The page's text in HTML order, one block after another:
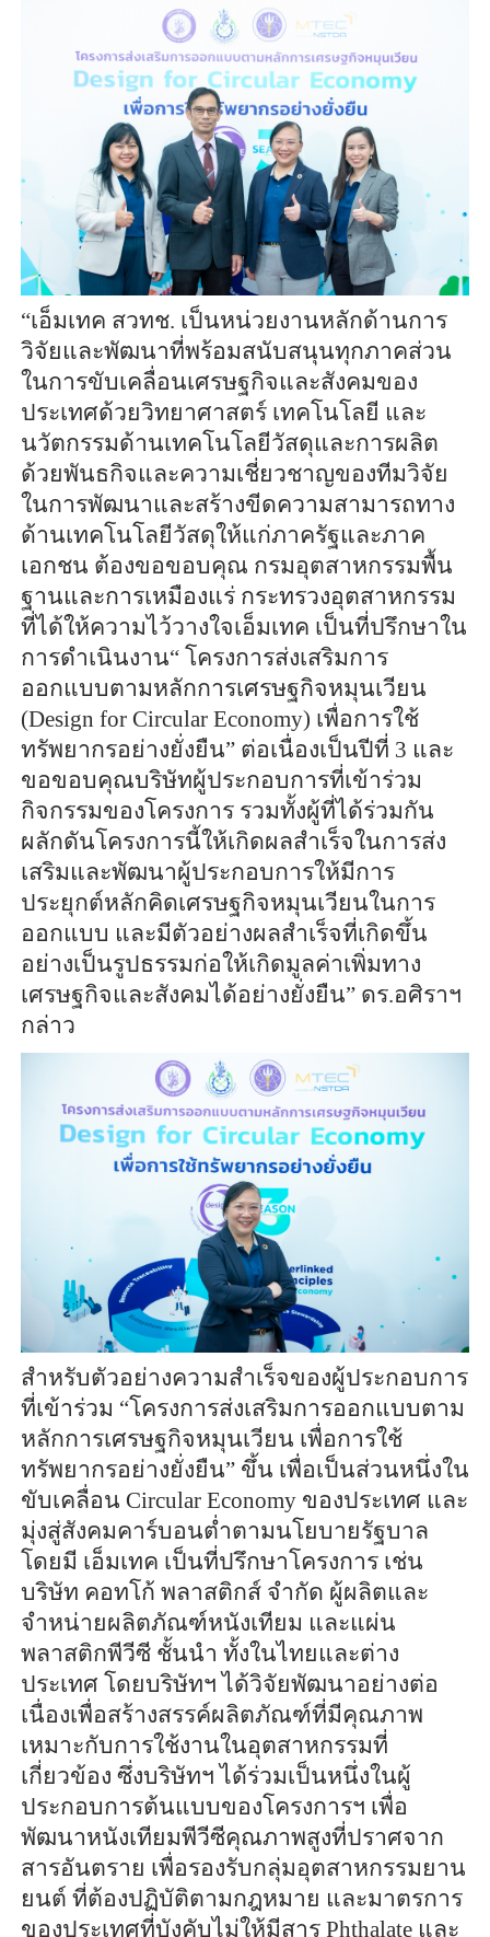
“เอ็มเทค สวทช. เป็นหน่วยงานหลักด้านการ
วิจัยและพัฒนาที่พร้อมสนับสนุนทุกภาคส่วน
ในการขับเคลื่อนเศรษฐกิจและสังคมของ
ประเทศด้วยวิทยาศาสตร์ เทคโนโลยี และ
นวัตกรรมด้านเทคโนโลยีวัสดุและการผลิต
ด้วยพันธกิจและความเชี่ยวชาญของทีมวิจัย
ในการพัฒนาและสร้างขีดความสามารถทาง
ด้านเทคโนโลยีวัสดุให้แก่ภาครัฐและภาค
เอกชน ต้องขอขอบคุณ กรมอุตสาหกรรมพื้น
ฐานและการเหมืองแร่ กระทรวงอุตสาหกรรม
ที่ได้ให้ความไว้วางใจเอ็มเทค เป็นที่ปรึกษาใน
การดำเนินงาน“ โครงการส่งเสริมการ
ออกแบบตามหลักการเศรษฐกิจหมุนเวียน
(Design for Circular Economy) เพื่อการใช้
ทรัพยากรอย่างยั่งยืน” ต่อเนื่องเป็นปีที่ 3 และ
ขอขอบคุณบริษัทผู้ประกอบการที่เข้าร่วม
กิจกรรมของโครงการ รวมทั้งผู้ที่ได้ร่วมกัน
ผลักดันโครงการนี้ให้เกิดผลสำเร็จในการส่ง
เสริมและพัฒนาผู้ประกอบการให้มีการ
ประยุกต์หลักคิดเศรษฐกิจหมุนเวียนในการ
ออกแบบ และมีตัวอย่างผลสำเร็จที่เกิดขึ้น
อย่างเป็นรูปธรรมก่อให้เกิดมูลค่าเพิ่มทาง
เศรษฐกิจและสังคมได้อย่างยั่งยืน” ดร.อศิราฯ
กล่าว
สำหรับตัวอย่างความสำเร็จของผู้ประกอบการ
ที่เข้าร่วม “โครงการส่งเสริมการออกแบบตาม
หลักการเศรษฐกิจหมุนเวียน เพื่อการใช้
ทรัพยากรอย่างยั่งยืน” ขึ้น เพื่อเป็นส่วนหนึ่งใน
ขับเคลื่อน Circular Economy ของประเทศ และ
มุ่งสู่สังคมคาร์บอนต่ำตามนโยบายรัฐบาล
โดยมี เอ็มเทค เป็นที่ปรึกษาโครงการ เช่น
บริษัท คอทโก้ พลาสติกส์ จำกัด ผู้ผลิตและ
จำหน่ายผลิตภัณฑ์หนังเทียม และแผ่น
พลาสติกพีวีซี ชั้นนำ ทั้งในไทยและต่าง
ประเทศ โดยบริษัทฯ ได้วิจัยพัฒนาอย่างต่อ
เนื่องเพื่อสร้างสรรค์ผลิตภัณฑ์ที่มีคุณภาพ
เหมาะกับการใช้งานในอุตสาหกรรมที่
เกี่ยวข้อง ซึ่งบริษัทฯ ได้ร่วมเป็นหนึ่งในผู้
ประกอบการต้นแบบของโครงการฯ เพื่อ
พัฒนาหนังเทียมพีวีซีคุณภาพสูงที่ปราศจาก
สารอันตราย เพื่อรองรับกลุ่มอุตสาหกรรมยาน
ยนต์ ที่ต้องปฏิบัติตามกฎหมาย และมาตรการ
ของประเทศที่บังคับไม่ให้มีสาร Phthalate และ